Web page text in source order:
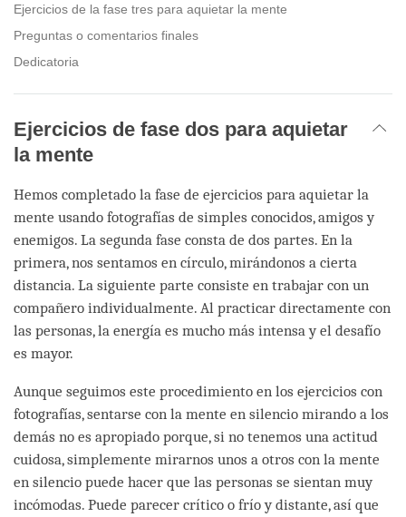
Ejercicios de la fase tres para aquietar la mente
Preguntas o comentarios finales
Dedicatoria
Ejercicios de fase dos para aquietar
la mente
Hemos completado la fase de ejercicios para aquietar la
mente usando fotografías de simples conocidos, amigos y
enemigos. La segunda fase consta de dos partes. En la
primera, nos sentamos en círculo, mirándonos a cierta
distancia. La siguiente parte consiste en trabajar con un
compañero individualmente. Al practicar directamente con
las personas, la energía es mucho más intensa y el desafío
es mayor.
Aunque seguimos este procedimiento en los ejercicios con
fotografías, sentarse con la mente en silencio mirando a los
demás no es apropiado porque, si no tenemos una actitud
cuidosa, simplemente mirarnos unos a otros con la mente
en silencio puede hacer que las personas se sientan muy
incómodas. Puede parecer crítico o frío y distante, así que